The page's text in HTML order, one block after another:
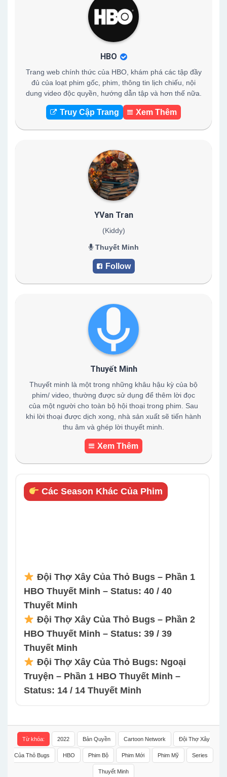
HBO
Trang web chính thức của HBO, khám phá các tập đầy
đủ của loạt phim gốc, phim, thông tin lịch chiếu, nội
dung video độc quyền, hướng dẫn tập và hơn thế nữa.
Truy Cập Trang Xem Thêm
YVan Tran
(Kiddy)
Thuyết Minh
Follow
Thuyết Minh
Thuyết minh là một trong những khâu hậu kỳ của bộ
phim/ video, thường được sử dụng để thêm lời đọc
của một người cho toàn bộ hội thoại trong phim. Sau
khi lời thoại được dịch xong, nhà sản xuất sẽ tiến hành
thu âm và ghép lời thuyết minh.
Xem Thêm
Các Season Khác Của Phim
Đội Thợ Xây Của Thỏ Bugs – Phần 1
HBO Thuyết Minh – Status: 40 / 40
Thuyết Minh
Đội Thợ Xây Của Thỏ Bugs – Phần 2
HBO Thuyết Minh – Status: 39 / 39
Thuyết Minh
Đội Thợ Xây Của Thỏ Bugs: Ngoại
Truyện – Phần 1 HBO Thuyết Minh –
Status: 14 / 14 Thuyết Minh
Từ khóa: 2022 Bản Quyền Cartoon Network Đội Thợ Xây
Của Thỏ Bugs HBO Phim Bộ Phim Mới Phim Mỹ Series
Thuyết Minh